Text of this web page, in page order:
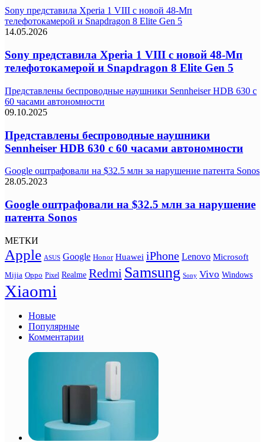
Sony представила Xperia 1 VIII с новой 48-Мп
телефотокамерой и Snapdragon 8 Elite Gen 5
14.05.2026
Sony представила Xperia 1 VIII с новой 48-Мп
телефотокамерой и Snapdragon 8 Elite Gen 5
Представлены беспроводные наушники Sennheiser HDB 630 с
60 часами автономности
09.10.2025
Представлены беспроводные наушники
Sennheiser HDB 630 с 60 часами автономности
Google оштрафовали на $32.5 млн за нарушение патента Sonos
28.05.2023
Google оштрафовали на $32.5 млн за нарушение
патента Sonos
МЕТКИ
Apple ASUS Google Honor Huawei iPhone Lenovo Microsoft
Mijia Oppo Pixel Realme Redmi Samsung Sony Vivo Windows
Xiaomi
Новые
Популярные
Комментарии